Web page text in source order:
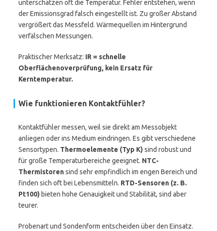
unterschätzen oft die Temperatur. Fehler entstehen, wenn
der Emissionsgrad falsch eingestellt ist. Zu großer Abstand
vergrößert das Messfeld. Wärmequellen im Hintergrund
verfälschen Messungen.
Praktischer Merksatz: IR = schnelle
Oberflächenoverprüfung, kein Ersatz für
Kerntemperatur.
Wie funktionieren Kontaktfühler?
Kontaktfühler messen, weil sie direkt am Messobjekt
anliegen oder ins Medium eindringen. Es gibt verschiedene
Sensortypen. Thermoelemente (Typ K) sind robust und
für große Temperaturbereiche geeignet. NTC-
Thermistorensind sehr empfindlich im engen Bereich und
finden sich oft bei Lebensmitteln. RTD-Sensoren (z. B.
Pt100) bieten hohe Genauigkeit und Stabilität, sind aber
teurer.
Probenart und Sondenform entscheiden über den Einsatz.